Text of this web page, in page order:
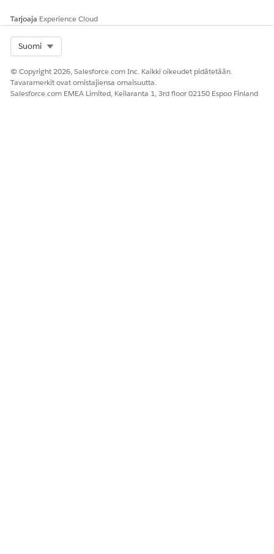
Korvaa kaikki
Ota yhteyttä Salesforce-pääkäyttäjääsi tai asiakastukeen,
jos datan yhdenmukaisuuden palauttaminen
uudelleenhinnoittelussa epäonnistuu.
Tarjoaja Experience Cloud
Suomi
© Copyright 2026, Salesforce.com Inc. Kaikki oikeudet pidätetään.
Tavaramerkit ovat omistajiensa omaisuutta.
Salesforce.com EMEA Limited, Keilaranta 1, 3rd floor 02150 Espoo Finland